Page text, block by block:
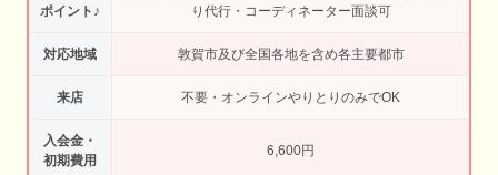
ポイント♪
り代行・コーディネーター面談可
対応地域 敦賀市及び全国各地を含め各主要都市
来店 不要・オンラインやりとりのみでOK
入会金・
初期費用
6,600円